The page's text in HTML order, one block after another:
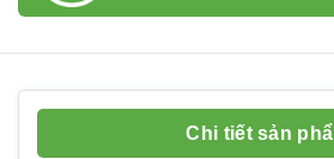
Chi tiết sản